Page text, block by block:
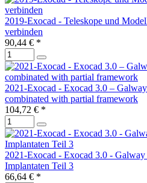
2019-Exocad - Teleskope und
verbinden
90,44 € *
2021-Exocad - Exocad 3.0 –
combinated with partial framework
104,72 € *
2021-Exocad - Exocad 3.0 -
Implantaten Teil 3
66,64 € *